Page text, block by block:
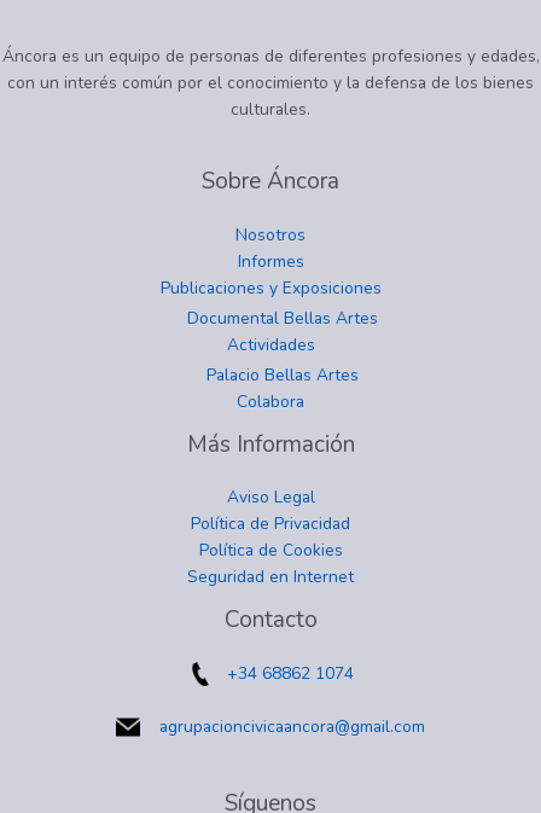
Áncora es un equipo de personas de diferentes profesiones y edades,
con un interés común por el conocimiento y la defensa de los bienes
culturales.
Sobre Áncora
Nosotros
Informes
Publicaciones y Exposiciones
Documental Bellas Artes
Actividades
Palacio Bellas Artes
Colabora
Más Información
Aviso Legal
Política de Privacidad
Política de Cookies
Seguridad en Internet
Contacto
+34 68862 1074
agrupacioncivicaancora@gmail.com
Síguenos
instagramfacebooktwitter